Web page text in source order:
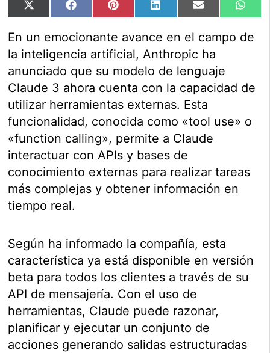
Compartir
en
X
Compartir
en
FacebookCompartir
en
PinterestCompartir
en
LinkedInCompartir
en
Email
en
En un emocionante avance en el campo de
la inteligencia artificial, Anthropic ha
anunciado que su modelo de lenguaje
Claude 3 ahora cuenta con la capacidad de
utilizar herramientas externas. Esta
funcionalidad, conocida como «tool use» o
«function calling», permite a Claude
interactuar con APIs y bases de
conocimiento externas para realizar tareas
más complejas y obtener información en
tiempo real.
Según ha informado la compañía, esta
característica ya está disponible en versión
beta para todos los clientes a través de su
API de mensajería. Con el uso de
herramientas, Claude puede razonar,
planificar y ejecutar un conjunto de
acciones generando salidas estructuradas